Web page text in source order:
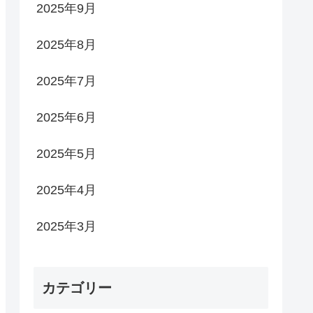
2025年9月
2025年8月
2025年7月
2025年6月
2025年5月
2025年4月
2025年3月
カテゴリー